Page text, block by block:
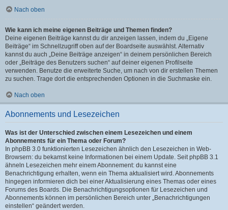
Nach oben
Wie kann ich meine eigenen Beiträge und Themen finden?
Deine eigenen Beiträge kannst du dir anzeigen lassen, indem du „Eigene
Beiträge“ im Schnellzugriff oben auf der Boardseite auswählst. Alternativ
kannst du auch „Deine Beiträge anzeigen“ in deinem persönlichen Bereich
oder „Beiträge des Benutzers suchen“ auf deiner eigenen Profilseite
verwenden. Benutze die erweiterte Suche, um nach von dir erstellen Themen
zu suchen. Trage dort die entsprechenden Optionen in die Suchmaske ein.
Nach oben
Abonnements und Lesezeichen
Was ist der Unterschied zwischen einem Lesezeichen und einem
Abonnements für ein Thema oder Forum?
In phpBB 3.0 funktionierten Lesezeichen ähnlich den Lesezeichen in Web-
Browsern: du bekamst keine Informationen bei einem Update. Seit phpBB 3.1
ähneln Lesezeichen mehr einem Abonnement: du kannst eine
Benachrichtigung erhalten, wenn ein Thema aktualisiert wird. Abonnements
hingegen informieren dich bei einer Aktualisierung eines Themas oder eines
Forums des Boards. Die Benachrichtigungsoptionen für Lesezeichen und
Abonnements können im persönlichen Bereich unter „Benachrichtigungen
einstellen“ geändert werden.